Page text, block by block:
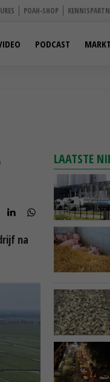
POAH-SHOP
PODCAST
na
LAATSTE